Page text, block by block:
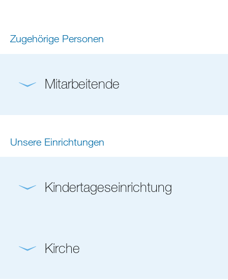
Zugehörige Personen
Mitarbeitende
Unsere Einrichtungen
Kindertageseinrichtung
Kirche